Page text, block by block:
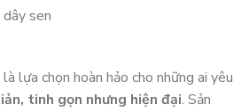
sen
lựa chọn hoàn hảo cho những ai yêu
tinh gọn nhưng hiện đại. Sản